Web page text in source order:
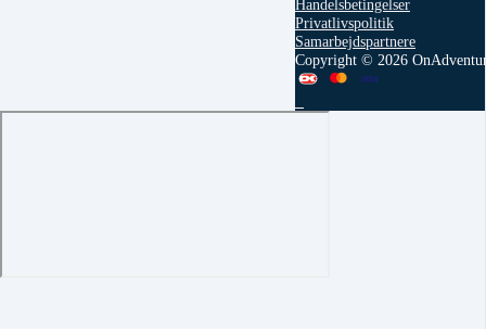
Handelsbetingelser
Privatlivspolitik
Samarbejdspartnere
Copyright © 2026